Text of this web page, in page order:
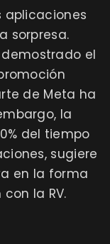
aplicaciones
sorpresa.
el
de Meta ha
la
del tiempo
sugiere
en la forma
la RV.